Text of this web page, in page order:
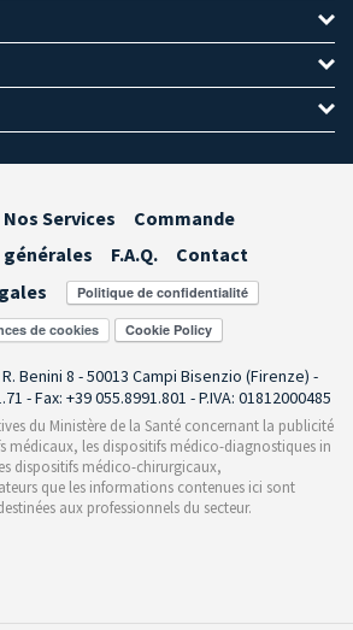
Nos Services
Commande
F.A.Q.
Contact
de cookies
Benini 8 - 50013 Campi Bisenzio (Firenze) -
- Fax: +39 055.8991.801 - P.IVA: 01812000485
du Ministère de la Santé concernant la publicité
médicaux, les dispositifs médico-diagnostiques in
dispositifs médico-chirurgicaux,
que les informations contenues ici sont
aux professionnels du secteur.